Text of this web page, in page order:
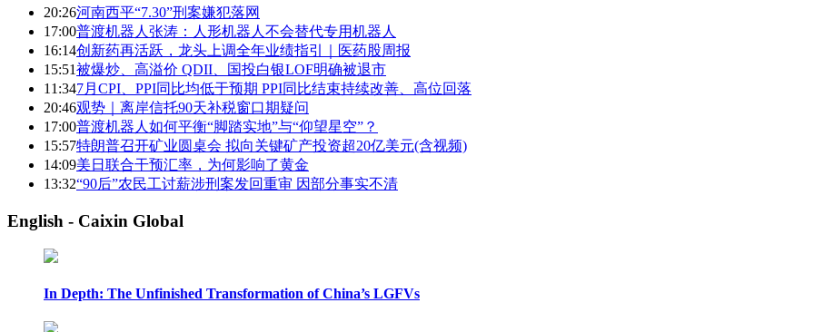
20:26河南西平“7.30”刑案嫌犯落网
17:00普渡机器人张涛：人形机器人不会替代专用机器人
16:14创新药再活跃，龙头上调全年业绩指引｜医药股周报
15:51被爆炒、高溢价 QDII、国投白银LOF明确被退市
11:347月CPI、PPI同比均低于预期 PPI同比结束持续改善、高位回落
20:46观势｜离岸信托90天补税窗口期疑问
17:00普渡机器人如何平衡“脚踏实地”与“仰望星空”？
15:57特朗普召开矿业圆桌会 拟向关键矿产投资超20亿美元(含视频)
14:09美日联合干预汇率，为何影响了黄金
13:32“90后”农民工讨薪涉刑案发回重审 因部分事实不清
English - Caixin Global
In Depth: The Unfinished Transformation of China’s LGFVs